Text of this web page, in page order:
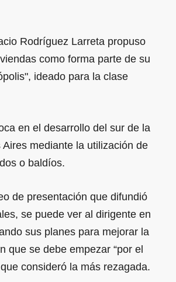
Rodríguez Larreta propuso
como forma parte de su
ideado para la clase
en el desarrollo del sur de la
mediante la utilización de
o baldíos.
de presentación que difundió
se puede ver al dirigente en
sus planes para mejorar la
que se debe empezar “por el
consideró la más rezagada.